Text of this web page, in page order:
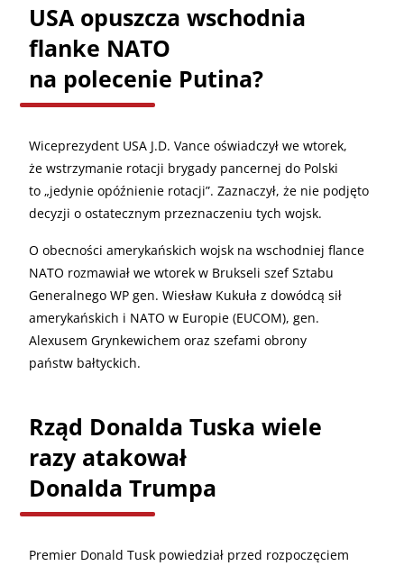
USA opuszcza wschodnia
flanke NATO
na polecenie Putina?
Wiceprezydent USA J.D. Vance oświadczył we wtorek,
że wstrzymanie rotacji brygady pancernej do Polski
to „jedynie opóźnienie rotacji”. Zaznaczył, że nie podjęto
decyzji o ostatecznym przeznaczeniu tych wojsk.
O obecności amerykańskich wojsk na wschodniej flance
NATO rozmawiał we wtorek w Brukseli szef Sztabu
Generalnego WP gen. Wiesław Kukuła z dowódcą sił
amerykańskich i NATO w Europie (EUCOM), gen.
Alexusem Grynkewichem oraz szefami obrony
państw bałtyckich.
Rząd Donalda Tuska wiele
razy atakował
Donalda Trumpa
Premier Donald Tusk powiedział przed rozpoczęciem